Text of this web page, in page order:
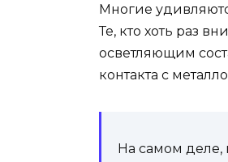
Многие
Те, кто хоть раз
осветляющим
контакта с
На самом деле,